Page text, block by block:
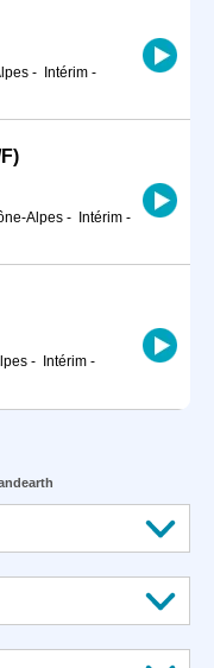
- Intérim -
Alpes - Intérim -
- Intérim -